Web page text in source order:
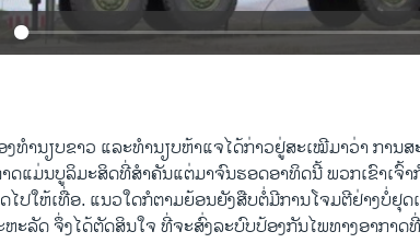
ທຳ​ນຽບ​ຂາວ ແລະ​ທຳ​ນຽບ​ຫ້າ​ແຈ​ໄດ້​ກ່າວ​ຢູ່​ສະ​ເໝີ​ມາ​ວ່າ ກາ
ດແມ່ນ​ບູ​ລິ​ມະ​ສິດ​ທີ່​ສຳ​ຄັນແຕ່​ມາ​ຈົນ​ຮອດ​ອາ​ທິດນີ້ ພວກ​ເຂົາ​ເຈົ້
ປ​ໃຫ້​ເທື່ອ. ​ແນວ​ໃດ​ກໍ​ຕາມຍ້ອນ​ຍັງ​ສືບ​ຕໍ່​ມີ​ການ​ໂຈມ​ຕີ​ຢ່າງ​ບໍ່​ຢຸດ​
ະ​ລັດ ​ຈຶ່ງ​ໄດ້​ຕັດ​ສິນ​ໃຈ ທີ່​ຈະ​ສົ່ງ​ລະ​ບົບ​ປ້ອງ​ກັນ​ໄພ​ທາງ​ອາ​ກາດ